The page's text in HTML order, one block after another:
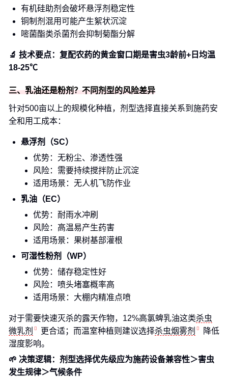
有机硅助剂会破坏悬浮剂稳定性
铜制剂混用可能产生絮状沉淀
嘧菌酯类杀菌剂会抑制菊酯分解
🔬 技术要点：复配农药的黄金窗口期是害虫3龄前+日均温
18-25℃
三、乳油还是粉剂？不同剂型的风险差异
针对500亩以上的规模化种植，剂型选择直接关系到施药安
全和用工成本：
悬浮剂（SC）
优势：无粉尘、渗透性强
风险：需要持续搅拌防止沉淀
适用场景：无人机飞防作业
乳油（EC）
优势：耐雨水冲刷
风险：高温易产生药害
适用场景：果树基部灌根
可湿性粉剂（WP）
优势：储存稳定性好
风险：喷头堵塞概率高
适用场景：大棚内精准点喷
对于需要快速灭杀的露天作物，12%高氯蜱乳油这类杀虫
微乳剂
更合适；而温室种植则建议选择杀虫烟雾剂
降低
湿度影响。
🌱 决策逻辑：剂型选择优先级应为施药设备兼容性＞害虫
发生规律＞气候条件